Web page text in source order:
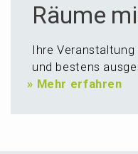
Räume
Ihre
und bestens
» Mehr erfahren